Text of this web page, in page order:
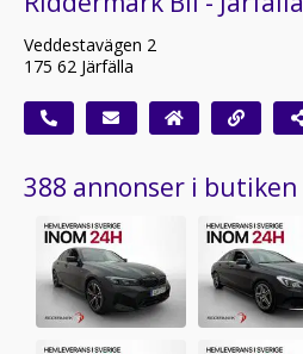
Veddestavägen 2
175 62 Järfälla
388 annonser i butiken